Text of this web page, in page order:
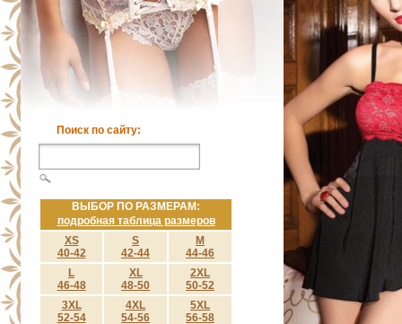
Поиск по сайту:
ВЫБОР ПО РАЗМЕРАМ:
подробная таблица размеров
XS
40-42
S
42-44
M
44-46
L
46-48
XL
48-50
2XL
50-52
3XL
52-54
4XL
54-56
5XL
56-58